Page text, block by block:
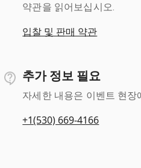
약관을 읽어보십시오.
입찰 및 판매 약관
추가 정보 필요
자세한 내용은 이벤트 현장
+1(530) 669-4166